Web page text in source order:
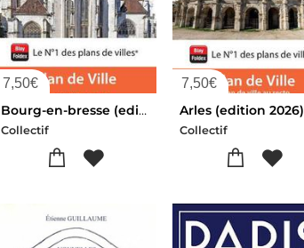
7,50€
Bourg-en-bresse (edition 2026)
Collectif
7,50€
Arles (edition 2026)
Collectif